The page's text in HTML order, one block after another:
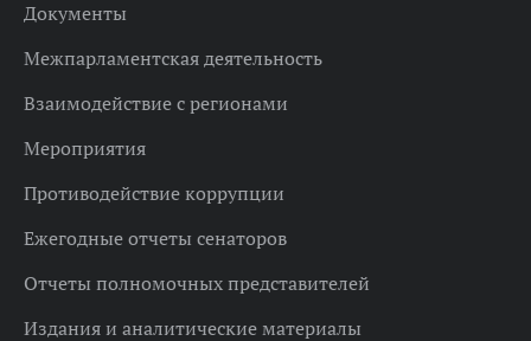
Документы
Межпарламентская деятельность
Взаимодействие с регионами
Мероприятия
Противодействие коррупции
Ежегодные отчеты сенаторов
Отчеты полномочных представителей
Издания и аналитические материалы